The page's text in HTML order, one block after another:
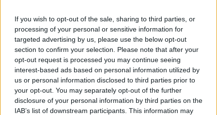
If you wish to opt-out of the sale, sharing to third parties, or
processing of your personal or sensitive information for
targeted advertising by us, please use the below opt-out
section to confirm your selection. Please note that after your
opt-out request is processed you may continue seeing
interest-based ads based on personal information utilized by
us or personal information disclosed to third parties prior to
your opt-out. You may separately opt-out of the further
disclosure of your personal information by third parties on the
IAB’s list of downstream participants. This information may
ΔΙΑΒΑΣΤΕ ΕΠΙΣΗΣ
Σαν Σήμερα|05.05.2022 00:05
Τραγωδία της Marfin: Οι τρεις νεκροί
ακόμη, 12 χρόνια μετά, περιμένουν
δικαίωση
Σαν Σήμερα|05.05.2023 00:00